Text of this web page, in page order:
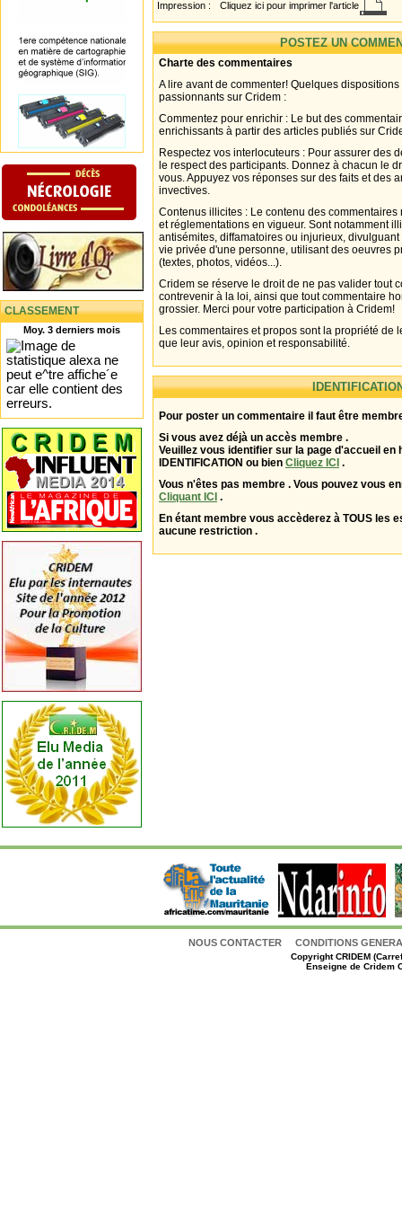
CLASSEMENT
Moy. 3 derniers mois
Impression : Cliquez ici pour imprimer l'article
POSTEZ UN
Charte des commentaires
A lire avant de commenter! Quelques
passionnants sur Cridem :
Commentez pour enrichir : Le but des
enrichissants à partir des articles publiés sur
Respectez vos interlocuteurs : Pour assurer des
le respect des participants. Donnez à chacun le
vous. Appuyez vos réponses sur des faits et des
invectives.
Contenus illicites : Le contenu des
et réglementations en vigueur. Sont notamment
antisémites, diffamatoires ou injurieux,
vie privée d'une personne, utilisant des oeuvres
(textes, photos, vidéos...).
Cridem se réserve le droit de ne pas valider tout
contrevenir à la loi, ainsi que tout commentaire
grossier. Merci pour votre participation à Cridem!
Les commentaires et propos sont la propriété de
que leur avis, opinion et responsabilité.
Pour poster un commentaire il faut être
Si vous avez déjà un accès membre .
Veuillez vous identifier sur la page d'accueil en
IDENTIFICATION ou bien Cliquez ICI .
Vous n'êtes pas membre . Vous pouvez vous
Cliquant ICI .
En étant membre vous accèderez à TOUS les
aucune restriction .
NOUS CONTACTER CONDITIONS
CopyrightCRIDEM
Enseigne de Cridem